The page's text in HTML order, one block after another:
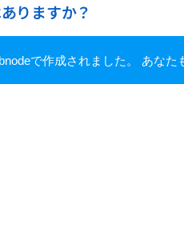
りますか？
ルもご用意しております。ただ
で作成されました。 あなた